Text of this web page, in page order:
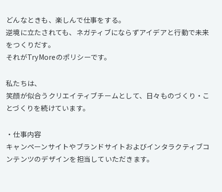
どんなときも、楽しんで仕事をする。
逆境に立たされても、ネガティブにならずアイデアと行動で未来
をつくりだす。
それがTryMoreのポリシーです。
私たちは、
笑顔が似合うクリエイティブチームとして、日々ものづくり・こ
とづくりを続けています。
・仕事内容
キャンペーンサイトやブランドサイトおよびインタラクティブコ
ンテンツのデザインを担当していただきます。